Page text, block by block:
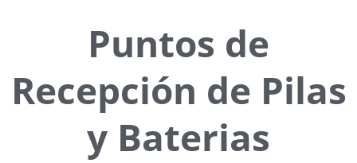
Puntos de
Recepción de Pilas
y Baterias